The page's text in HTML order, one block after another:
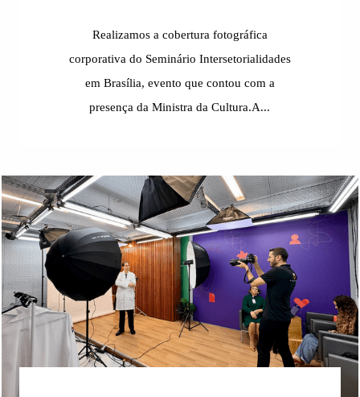
Realizamos a cobertura fotográfica
corporativa do Seminário Intersetorialidades
em Brasília, evento que contou com a
presença da Ministra da Cultura.A...